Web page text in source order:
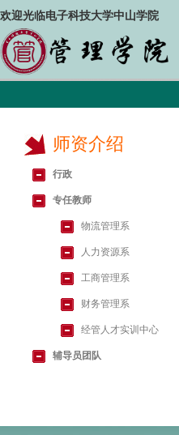
欢迎光临电子科技大学中山学院
师资介绍
行政
专任教师
物流管理系
人力资源系
工商管理系
财务管理系
经管人才实训中心
辅导员团队